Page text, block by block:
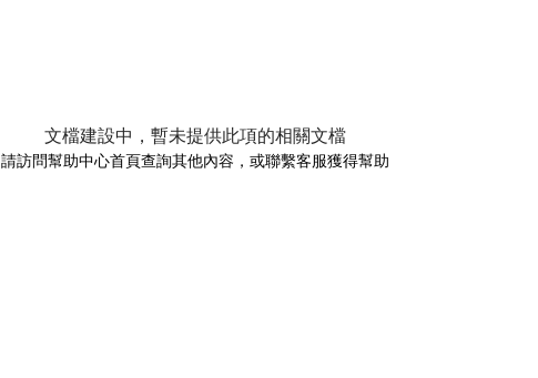
文檔建設中，暫未提供此項的相關文檔
請訪問幫助中心首頁查詢其他內容，或聯繫客服獲得幫助